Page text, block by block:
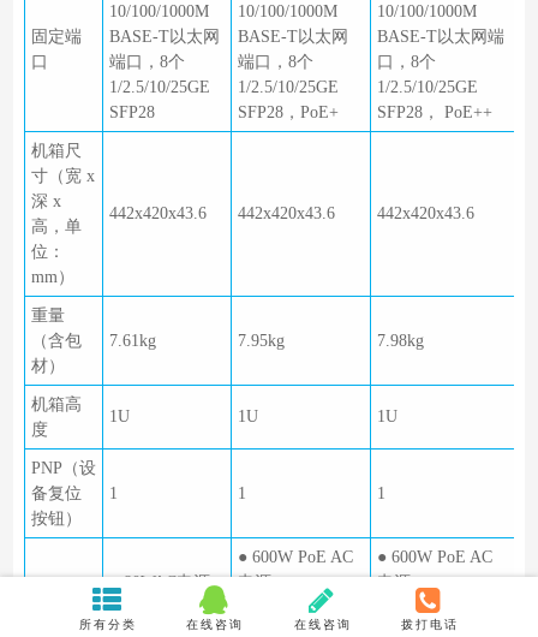
固定端
口
10/100/1000M
BASE-T以太网
端口，8个
1/2.5/10/25GE
SFP28
10/100/1000M
BASE-T以太网
端口，8个
1/2.5/10/25GE
SFP28，PoE+
10/100/1000M
BASE-T以太网端
口，8个
1/2.5/10/25GE
SFP28， PoE++
机箱尺
寸（宽 x
深 x
高，单
位：
mm）
442x420x43.6 442x420x43.6 442x420x43.6
重量
（含包
材）
7.61kg 7.95kg 7.98kg
机箱高
度
1U 1U 1U
PNP（设
备复位
按钮）
1 1 1
● 80WAC电源
● 180WAC电源
● 240WDC电源
● 600W PoE AC
电源
● 1000W PoE AC
电源
● 600W PoE AC
电源
● 1000W PoE AC
电源
所有分类 在线咨询 在线咨询 拨打电话